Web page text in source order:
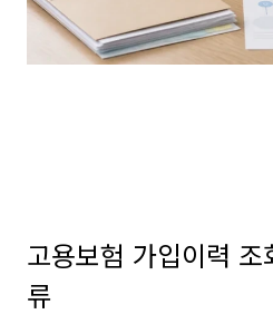
고용보험 가입이력
류